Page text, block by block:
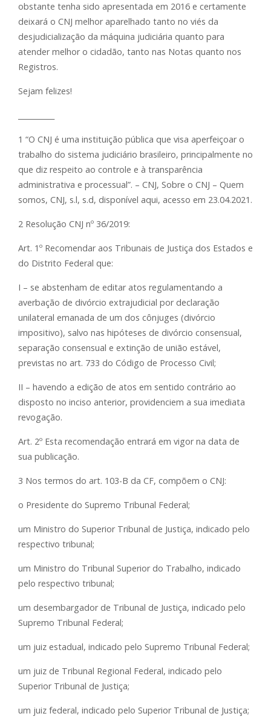
obstante tenha sido apresentada em 2016 e certamente
deixará o CNJ melhor aparelhado tanto no viés da
desjudicialização da máquina judiciária quanto para
atender melhor o cidadão, tanto nas Notas quanto nos
Registros.
Sejam felizes!
1 “O CNJ é uma instituição pública que visa aperfeiçoar o
trabalho do sistema judiciário brasileiro, principalmente no
que diz respeito ao controle e à transparência
administrativa e processual”. – CNJ, Sobre o CNJ – Quem
somos, CNJ, s.l, s.d, disponível aqui, acesso em 23.04.2021.
2 Resolução CNJ nº 36/2019:
Art. 1º Recomendar aos Tribunais de Justiça dos Estados e
do Distrito Federal que:
I – se abstenham de editar atos regulamentando a
averbação de divórcio extrajudicial por declaração
unilateral emanada de um dos cônjuges (divórcio
impositivo), salvo nas hipóteses de divórcio consensual,
separação consensual e extinção de união estável,
previstas no art. 733 do Código de Processo Civil;
II – havendo a edição de atos em sentido contrário ao
disposto no inciso anterior, providenciem a sua imediata
revogação.
Art. 2º Esta recomendação entrará em vigor na data de
sua publicação.
3 Nos termos do art. 103-B da CF, compõem o CNJ:
o Presidente do Supremo Tribunal Federal;
um Ministro do Superior Tribunal de Justiça, indicado pelo
respectivo tribunal;
um Ministro do Tribunal Superior do Trabalho, indicado
pelo respectivo tribunal;
um desembargador de Tribunal de Justiça, indicado pelo
Supremo Tribunal Federal;
um juiz estadual, indicado pelo Supremo Tribunal Federal;
um juiz de Tribunal Regional Federal, indicado pelo
Superior Tribunal de Justiça;
um juiz federal, indicado pelo Superior Tribunal de Justiça;